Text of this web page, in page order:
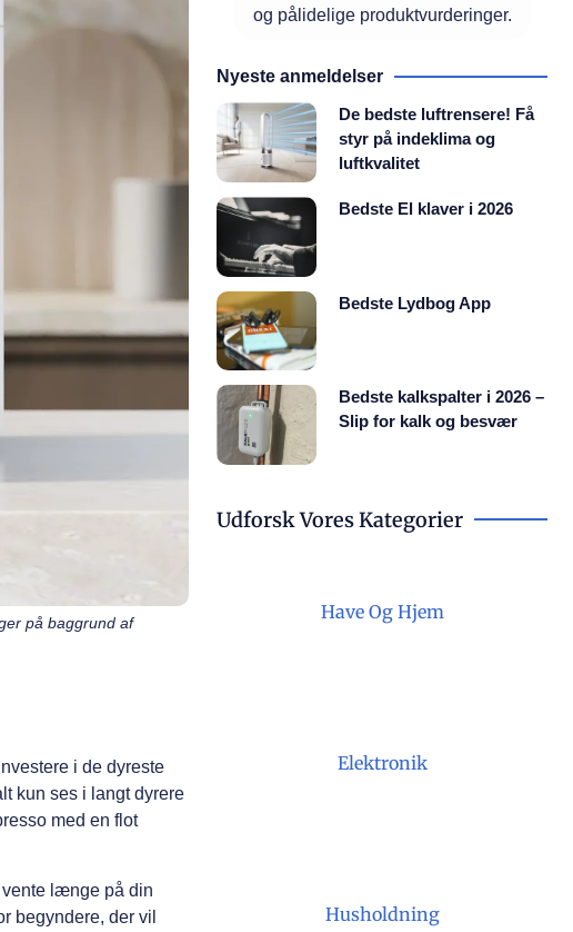
på baggrund af
i de dyreste
kun ses i langt dyrere
med en flot
vente længe på din
begyndere, der vil
og pålidelige produktvurderinger.
Nyeste anmeldelser
De bedste luftrensere! Få
styr på indeklima og
luftkvalitet
Bedste El klaver i 2026
Bedste Lydbog App
Bedste kalkspalter i 2026 –
Slip for kalk og besvær
Udforsk Vores Kategorier
Have Og Hjem
Elektronik
Husholdning